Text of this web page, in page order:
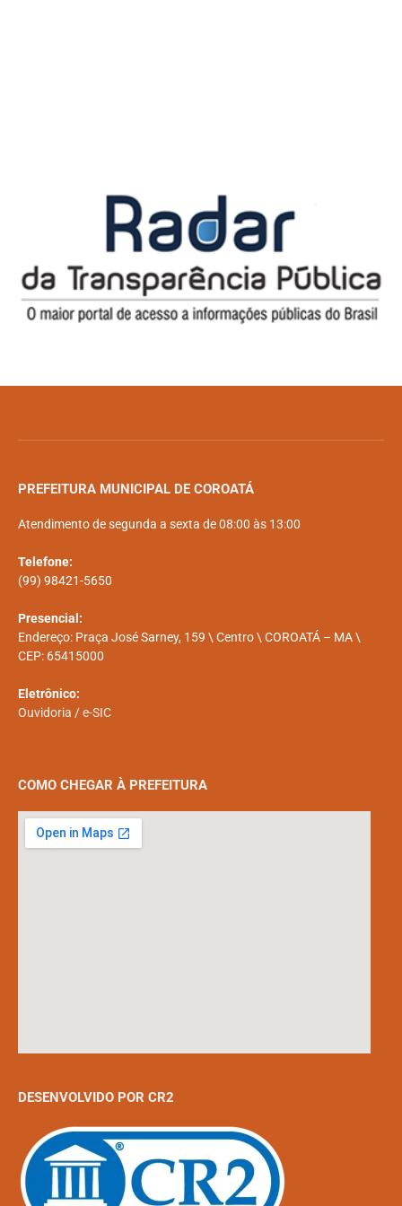
PREFEITURA MUNICIPAL DE COROATÁ
Atendimento de segunda a sexta de 08:00 às 13:00
Telefone:
(99) 98421-5650
Presencial:
Endereço: Praça José Sarney, 159 \ Centro \ COROATÁ – MA \
CEP: 65415000
Eletrônico:
Ouvidoria /e-SIC
COMO CHEGAR À PREFEITURA
DESENVOLVIDO POR CR2